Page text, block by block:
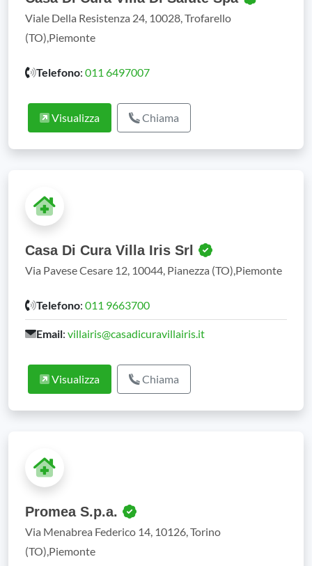
Viale Della Resistenza 24, 10028, Trofarello
(TO),Piemonte
Telefono: 011 6497007
Visualizza Chiama
Casa Di Cura Villa Iris Srl
Via Pavese Cesare 12, 10044, Pianezza (TO),Piemonte
Telefono: 011 9663700
Email: villairis@casadicuravillairis.it
Visualizza Chiama
Promea S.p.a.
Via Menabrea Federico 14, 10126, Torino
(TO),Piemonte